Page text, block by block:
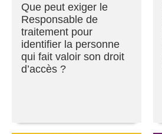
Que peut exiger le
Responsable de
traitement pour
identifier la personne
qui fait valoir son droit
d’accès ?